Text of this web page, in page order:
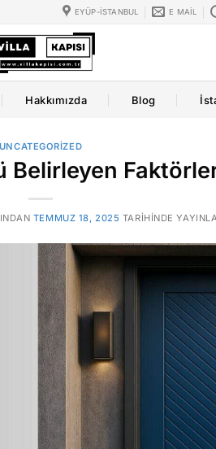
EYÜP-İSTANBUL E MAIL
Hakkımızda Blog
UNCATEGORIZED
Belirleyen
TEMMUZ 18, 2025 TARIHINDE